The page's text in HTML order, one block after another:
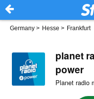
Germany > Hesse > Frankfurt
planet
power
Planet radio